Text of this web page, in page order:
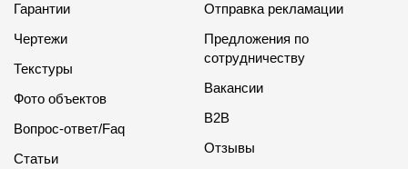
Гарантии
Чертежи
Текстуры
Фото объектов
Вопрос-ответ/Faq
Статьи
Отправка рекламации
Предложения по
сотрудничеству
Вакансии
B2B
Отзывы